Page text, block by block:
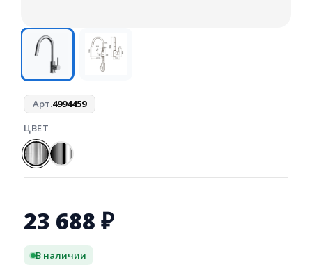
Арт.4994459
ЦВЕТ
23 688 ₽
В наличии